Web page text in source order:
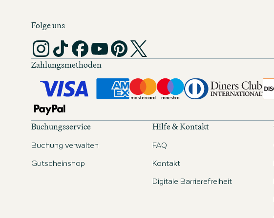
Folge uns
Zahlungsmethoden
Buchungsservice
Buchung verwalten
Gutscheinshop
Hilfe & Kontakt
FAQ
Kontakt
Digitale Barrierefreiheit